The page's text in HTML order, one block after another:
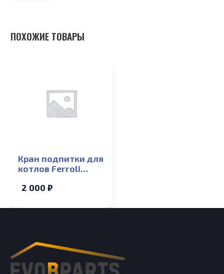
ПОХОЖИЕ ТОВАРЫ
Кран подпитки для
котлов Ferroli
2 000 ₽